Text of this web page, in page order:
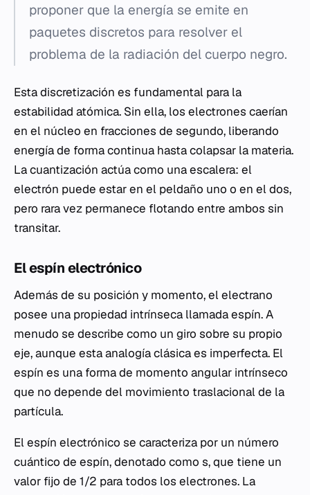
proponer que la energía se emite en
paquetes discretos para resolver el
problema de la radiación del cuerpo negro.
Esta discretización es fundamental para la
estabilidad atómica. Sin ella, los electrones caerían
en el núcleo en fracciones de segundo, liberando
energía de forma continua hasta colapsar la materia.
La cuantización actúa como una escalera: el
electrón puede estar en el peldaño uno o en el dos,
pero rara vez permanece flotando entre ambos sin
transitar.
El espín electrónico
Además de su posición y momento, el electrano
posee una propiedad intrínseca llamada espín. A
menudo se describe como un giro sobre su propio
eje, aunque esta analogía clásica es imperfecta. El
espín es una forma de momento angular intrínseco
que no depende del movimiento traslacional de la
partícula.
El espín electrónico se caracteriza por un número
cuántico de espín, denotado como s, que tiene un
valor fijo de 1/2 para todos los electrones. La